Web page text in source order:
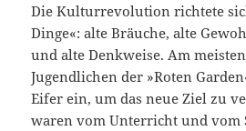
Die Kulturrevolution richtete
Dinge«: alte Bräuche, alte
und alte Denkweise. Am
Jugendlichen der »Roten
Eifer ein, um das neue Ziel zu
waren vom Unterricht und vom